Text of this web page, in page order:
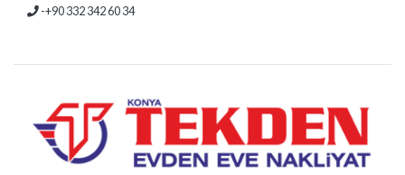
-+90 332 342 60 34